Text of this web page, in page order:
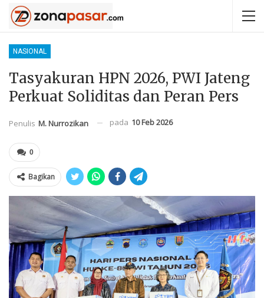
NASIONAL
Tasyakuran HPN 2026, PWI Jateng
Perkuat Soliditas dan Peran Pers
Penulis M. Nurrozikan pada 10 Feb 2026
0
Bagikan